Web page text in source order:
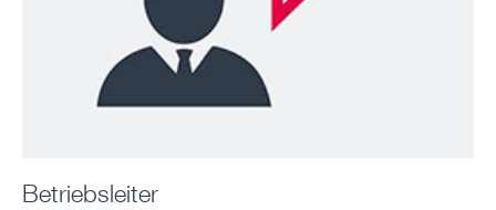
Betriebsleiter